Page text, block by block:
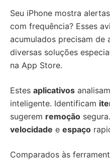
Seu iPhone mostra
com frequência? Esses
acumulados precisam de
diversas soluções
na App Store.
Estes aplicativos
inteligente. Identificam
sugerem remoção
velocidade e espaço
Comparados às